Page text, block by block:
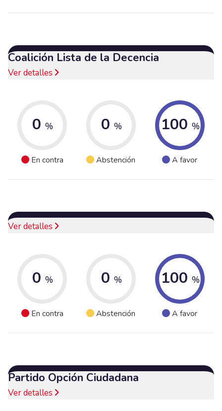
Coalición Lista de la Decencia
Ver detalles
0 %
En contra
0 %
Abstención
100 %
A favor
Ver detalles
0 %
En contra
0 %
Abstención
100 %
A favor
Partido Opción Ciudadana
Ver detalles